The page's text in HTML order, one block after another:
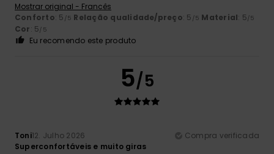
Mostrar original - Francês
Conforto: 5 /5 Relação qualidade/preço: 5 /5 Material: 5 /5
Cor: 5 /5
Eu recomendo este produto
5/5
Toni12. Julho 2026
Compra verificada
Superconfortáveis e muito giras